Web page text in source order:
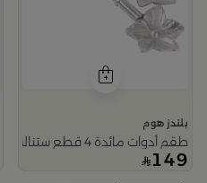
بلندز هوم
طقم أدوات مائدة 4 قطع ستنالس ستيل باللون الفضي من رتيلة
149